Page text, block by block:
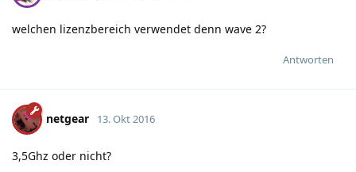
welchen lizenzbereich verwendet denn wave 2?
Antworten
netgear 13. Okt 2016
3,5Ghz oder nicht?